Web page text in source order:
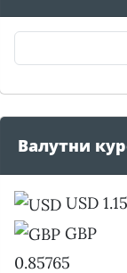
Валутни
USD
GBP
0.85765